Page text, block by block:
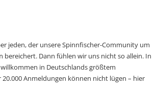
jeden, der unsere Spinnfischer-Community um
bereichert. Dann fühlen wir uns nicht so allein. In
in Deutschlands größtem
20.000 Anmeldungen können nicht lügen – hier